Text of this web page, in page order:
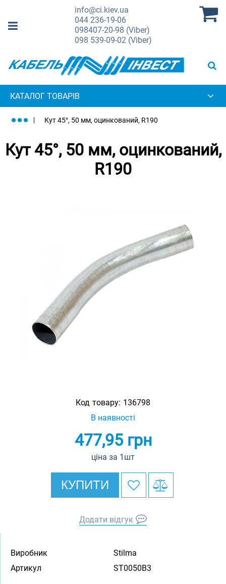
info@ci.kiev.ua
044236-19-06
098407-20-98 (Viber)
098 539-09-02 (Viber)
КАТАЛОГ ТОВАРІВ
Кут 45°, 50 мм, оцинкований, R190
Кут 45°, 50 мм, оцинкований,
R190
Код товару: 136798
В наявності
477,95грн
ціна за 1шт
КУПИТИ
Додати відгук
Виробник
Stilma
Артикул
ST0050B3